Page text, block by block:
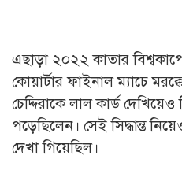
এছাড়া ২০২২ কাতার
কোয়ার্টার ফাইনাল ম্যাচে
চেদ্দিরাকে লাল কার্ড
পড়েছিলেন। সেই সিদ্ধান্ত
দেখা গিয়েছিল।